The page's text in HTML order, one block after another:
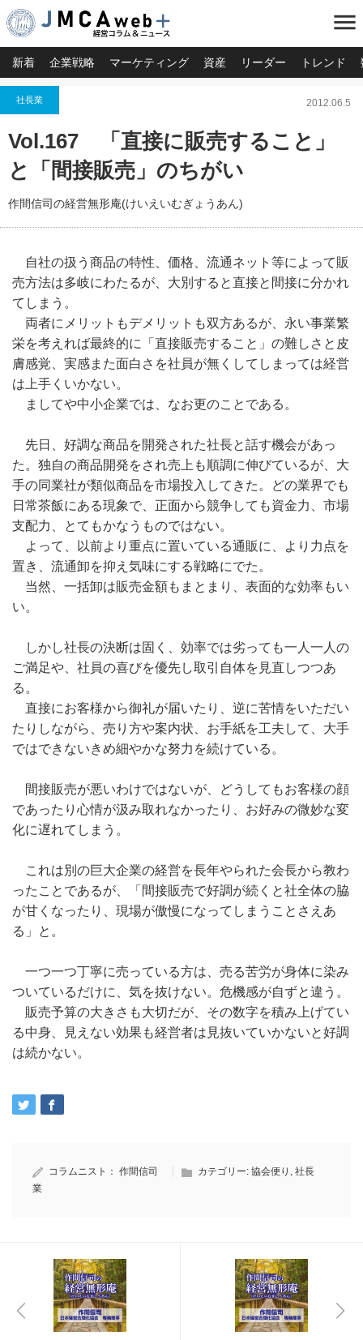
menu
新着 企業戦略 マーケティング 資産 リーダー トレンド
社長業 2012.06.5
Vol.167 「直接に販売すること」
と「間接販売」のちがい
作間信司の経営無形庵(けいえいむぎょうあん)
自社の扱う商品の特性、価格、流通ネット等によって販
売方法は多岐にわたるが、大別すると直接と間接に分かれ
てしまう。
両者にメリットもデメリットも双方あるが、永い事業繁
栄を考えれば最終的に「直接販売すること」の難しさと皮
膚感覚、実感また面白さを社員が無くしてしまっては経営
は上手くいかない。
ましてや中小企業では、なお更のことである。
先日、好調な商品を開発された社長と話す機会があっ
た。独自の商品開発をされ売上も順調に伸びているが、大
手の同業社が類似商品を市場投入してきた。どの業界でも
日常茶飯にある現象で、正面から競争しても資金力、市場
支配力、とてもかなうものではない。
よって、以前より重点に置いている通販に、より力点を
置き、流通卸を抑え気味にする戦略にでた。
当然、一括卸は販売金額もまとまり、表面的な効率もい
い。
しかし社長の決断は固く、効率では劣っても一人一人の
ご満足や、社員の喜びを優先し取引自体を見直しつつあ
る。
直接にお客様から御礼が届いたり、逆に苦情をいただい
たりしながら、売り方や案内状、お手紙を工夫して、大手
ではできないきめ細やかな努力を続けている。
間接販売が悪いわけではないが、どうしてもお客様の顔
であったり心情が汲み取れなかったり、お好みの微妙な変
化に遅れてしまう。
これは別の巨大企業の経営を長年やられた会長から教わ
ったことであるが、「間接販売で好調が続くと社全体の脇
が甘くなったり、現場が傲慢になってしまうことさえあ
る」と。
一つ一つ丁寧に売っている方は、売る苦労が身体に染み
ついているだけに、気を抜けない。危機感が自ずと違う。
販売予算の大きさも大切だが、その数字を積み上げてい
る中身、見えない効果も経営者は見抜いていかないと好調
は続かない。
コラムニスト： 作間信司 カテゴリー: 協会便り , 社長
業